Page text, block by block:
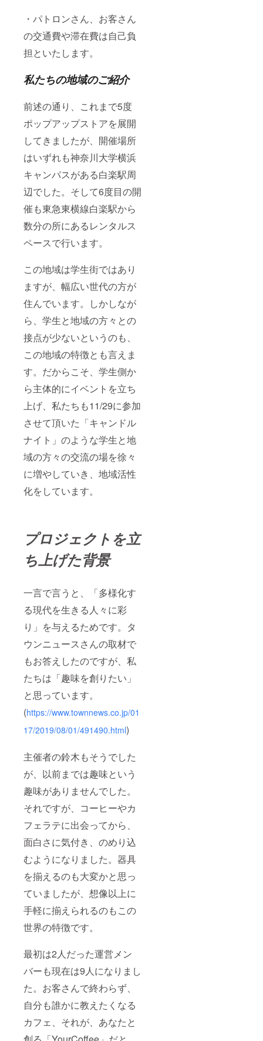
・パトロンさん、お客さん
の交通費や滞在費は自己負
担といたします。
私たちの地域のご紹介
前述の通り、これまで5度
ポップアップストアを展開
してきましたが、開催場所
はいずれも神奈川大学横浜
キャンパスがある白楽駅周
辺でした。そして6度目の開
催も東急東横線白楽駅から
数分の所にあるレンタルス
ペースで行います。
この地域は学生街ではあり
ますが、幅広い世代の方が
住んでいます。しかしなが
ら、学生と地域の方々との
接点が少ないというのも、
この地域の特徴とも言えま
す。だからこそ、学生側か
ら主体的にイベントを立ち
上げ、私たちも11/29に参加
させて頂いた「キャンドル
ナイト」のような学生と地
域の方々の交流の場を徐々
に増やしていき、地域活性
化をしています。
プロジェクトを立
ち上げた背景
一言で言うと、「多様化す
る現代を生きる人々に彩
り」を与えるためです。タ
ウンニュースさんの取材で
もお答えしたのですが、私
たちは「趣味を創りたい」
と思っています。
(https://www.townnews.co.jp/01
17/2019/08/01/491490.html)
主催者の鈴木もそうでした
が、以前までは趣味という
趣味がありませんでした。
それですが、コーヒーやカ
フェラテに出会ってから、
面白さに気付き、のめり込
むようになりました。器具
を揃えるのも大変かと思っ
ていましたが、想像以上に
手軽に揃えられるのもこの
世界の特徴です。
最初は2人だった運営メン
バーも現在は9人になりまし
た。お客さんで終わらず、
自分も誰かに教えたくなる
カフェ、それが、あなたと